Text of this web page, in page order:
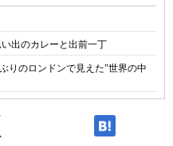
出のカレーと出前一丁
りのロンドンで見えた"世界の中